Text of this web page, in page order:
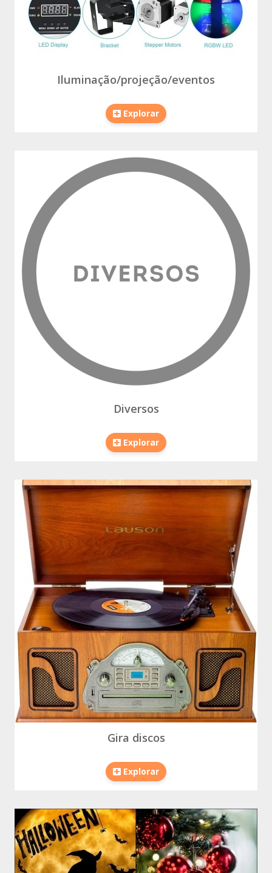
Iluminação/projeção/eventos
Explorar
Diversos
Explorar
Gira discos
Explorar